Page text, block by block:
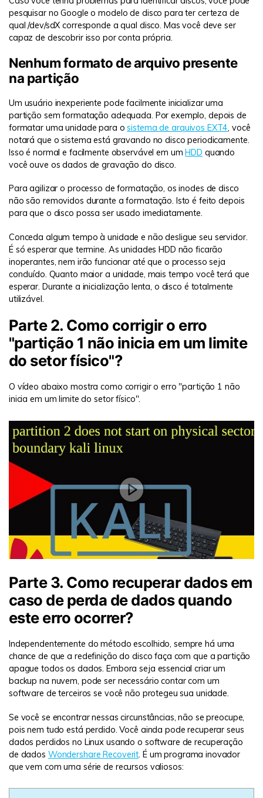
pesquisar no Google o modelo de disco para ter certeza de
qual /dev/sdX corresponde a qual disco. Mas você deve ser
capaz de descobrir isso por conta própria.
Nenhum formato de arquivo presente
na partição
Um usuário inexperiente pode facilmente inicializar uma
partição sem formatação adequada. Por exemplo, depois de
formatar uma unidade para osistema de arquivos EXT4, você
notará que o sistema está gravando no disco periodicamente.
Isso é normal e facilmente observável em umHDD quando
você ouve os dados de gravação do disco.
Para agilizar o processo de formatação, os inodes de disco
não são removidos durante a formatação. Isto é feito depois
para que o disco possa ser usado imediatamente.
Conceda algum tempo à unidade e não desligue seu servidor.
É só esperar que termine. As unidades HDD não ficarão
inoperantes, nem irão funcionar até que o processo seja
concluído. Quanto maior a unidade, mais tempo você terá que
esperar. Durante a inicialização lenta, o disco é totalmente
utilizável.
Parte 2. Como corrigir o erro
"partição 1 não inicia em um limite
do setor físico"?
O vídeo abaixo mostra como corrigir o erro "partição 1 não
inicia em um limite do setor físico".
Parte 3. Como recuperar dados em
caso de perda de dados quando
este erro ocorrer?
Independentemente do método escolhido, sempre há uma
chance de que a redefinição do disco faça com que a partição
apague todos os dados. Embora seja essencial criar um
backup na nuvem, pode ser necessário contar com um
software de terceiros se você não protegeu sua unidade.
Se você se encontrar nessas circunstâncias, não se preocupe,
pois nem tudo está perdido. Você ainda pode recuperar seus
dados perdidos no Linux usando o software de recuperação
de dados Wondershare Recoverit. É um programa inovador
que vem com uma série de recursos valiosos: